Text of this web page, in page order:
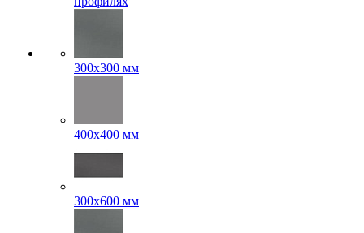
300x300 мм
400х400 мм
300x600 мм